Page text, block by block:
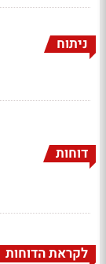
ניתוח
דוחות
לקראת הדוחות